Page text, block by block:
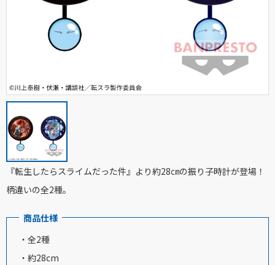
『転生したらスライムだった件』より約28㎝の振り子時計が登場！
柄違いの全2種。
商品仕様
・全2種
・約28cm